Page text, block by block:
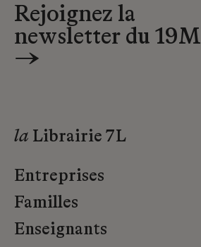
Rejoignez la
newsletter du 19M
→
la Librairie 7L
Entreprises
Familles
Enseignants